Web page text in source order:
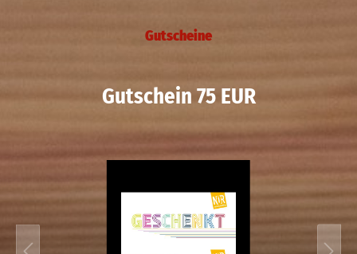
Gutscheine
Gutschein 75 EUR